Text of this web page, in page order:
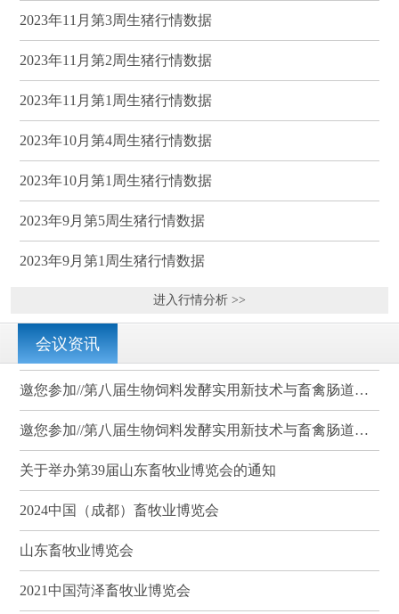
2023年11月第3周生猪行情数据
2023年11月第2周生猪行情数据
2023年11月第1周生猪行情数据
2023年10月第4周生猪行情数据
2023年10月第1周生猪行情数据
2023年9月第5周生猪行情数据
2023年9月第1周生猪行情数据
进入行情分析 >>
会议资讯
邀您参加//第八届生物饲料发酵实用新技术与畜禽肠道健康、营养科学研讨会（武汉）
邀您参加//第八届生物饲料发酵实用新技术与畜禽肠道健康、营养科学研讨会（武汉）
关于举办第39届山东畜牧业博览会的通知
2024中国（成都）畜牧业博览会
山东畜牧业博览会
2021中国菏泽畜牧业博览会